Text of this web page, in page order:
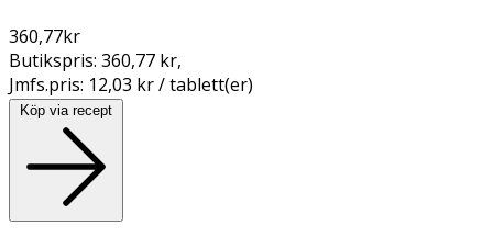
360,77kr
Butikspris: 360,77 kr,
Jmfs.pris: 12,03 kr / tablett(er)
Köp via recept